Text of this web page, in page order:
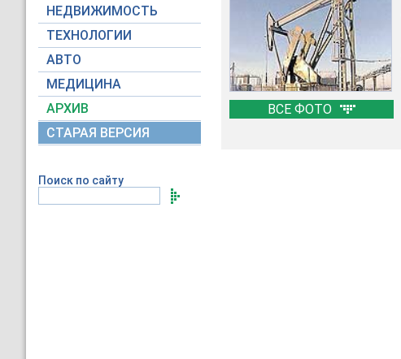
НЕДВИЖИМОСТЬ
ТЕХНОЛОГИИ
АВТО
МЕДИЦИНА
АРХИВ
СТАРАЯ ВЕРСИЯ
Поиск по сайту
ВСЕ ФОТО